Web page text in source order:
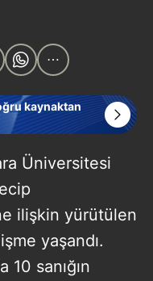
kaynaktan
Üniversitesi
ilişkin yürütülen
yaşandı.
sanığın